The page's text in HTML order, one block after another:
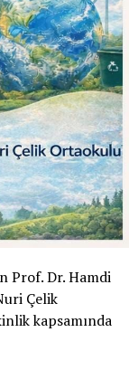
Prof. Dr. Hamdi
Çelik
kapsamında